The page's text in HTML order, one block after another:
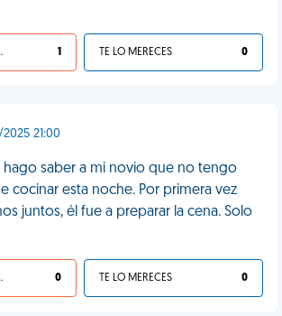
HP 1 TE LO MERECES 0
21:00
hago saber a mi novio que no tengo
cocinar esta noche. Por primera vez
juntos, él fue a preparar la cena. Solo
HP 0 TE LO MERECES 0